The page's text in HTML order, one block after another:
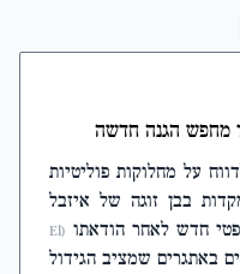
מחפש הגנה חדשה
על מחלוקות פוליטיות
בבן זוגה של איזבל
חדש לאחר הודאתו
(El
באתגרים שמציב הגידול